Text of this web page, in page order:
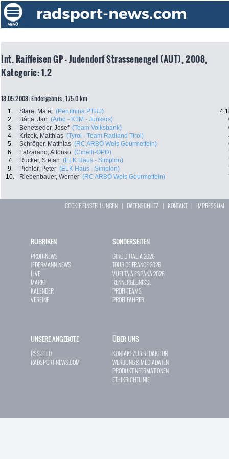
Int. Raiffeisen GP - Judendorf Strassenengel (AUT), 2008,
Kategorie: 1.2
18.05.2008: Endergebnis , 175.0 km
1. Stare, Matej (Perutnina PTUJ)
2.
Bárta, Jan (Arbo - KTM - Junkers)
3.
Benetseder, Josef (Team Volksbank)
4.
Krizek, Matthias (Tyrol - Team Radland Tirol)
5.
Schröger, Matthias (RC ARBÖ Wels Gourmetfein)
6.
Falzarano, Alfonso (Cinelli-OPD)
7.
Rucker, Stefan (ELK Haus - Simplon)
9.
Pichler, Peter (ELK Haus - Simplon)
10.
Riebenbauer, Werner (RC ARBÖ Wels Gourmetfein)
COOKIE EINSTELLUNGEN | DATENSCHUTZ | KONTAKT| IMPRESSUM
RUBRIKEN
PROFI-NEWS
JEDERMANN-NEWS
LIVE
MARKT
KALENDER
VEREINE
SONDERSEITEN
GIRO D`ITALIA 2026
TOUR DE FRANCE 2026
VUELTA A ESPAÑA 2026
RENNERGEBNISSE
PROFI-TEAMS
PROFI-FAHRER
UNSERE ANGEBOTE
RSS-FEED
RADSPORT-NEWS.COM
ÜBER UNS
KONTAKT ZUR REDAKTION
WERBUNG & MEDIADATEN
PRODUKTINFORMATIONEN
ETHIKRICHTLINIE